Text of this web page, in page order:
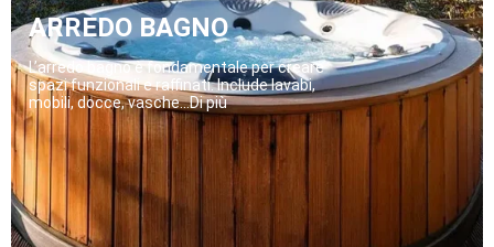
ARREDO BAGNO
L’arredo bagno è fondamentale per creare
spazi funzionali e raffinati. Include lavabi,
mobili, docce, vasche...Di più